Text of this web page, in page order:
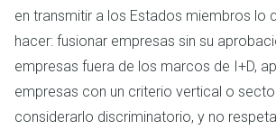
en transmitir a los Estados miembros lo
hacer: fusionar empresas sin su
empresas fuera de los marcos de I+D,
empresas con un criterio vertical o
considerarlo discriminatorio, y no